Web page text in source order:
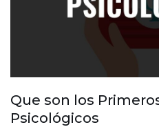
Que son los
Psicológicos